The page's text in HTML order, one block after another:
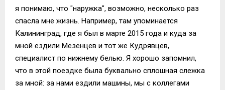
я понимаю, что "наружка", возможно, несколько раз
спасла мне жизнь. Например, там упоминается
Калининград, где я был в марте 2015 года и куда за
мной ездили Мезенцев и тот же Кудрявцев,
специалист по нижнему белью. Я хорошо запомнил,
что в этой поездке была буквально сплошная слежка
за мной: за нами ездили машины, мы с коллегами